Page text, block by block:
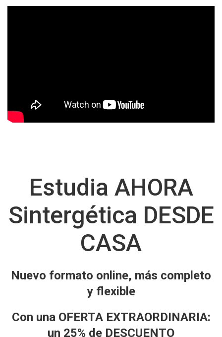
Estudia AHORA
Sintergética DESDE
CASA
Nuevo formato online, más completo
y flexible
Con una OFERTA EXTRAORDINARIA:
un 25% de DESCUENTO